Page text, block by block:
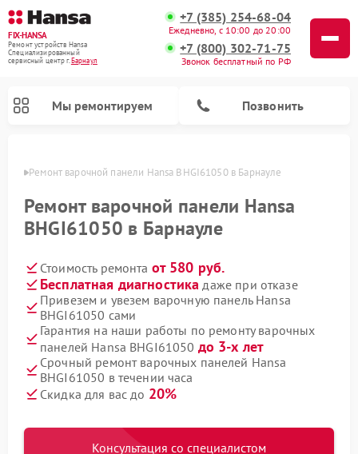
FIX-HANSA
Ремонт устройств Hansa
Специализированный
cервисный центр г.Барнаул
+7 (385) 254-68-04
Ежедневно, с 10:00 до 20:00
+7 (800) 302-71-75
Звонок бесплатный по РФ
Мы ремонтируем Позвонить
Ремонт варочной панели Hansa BHGI61050 в Барнауле
Ремонт варочной панели Hansa
BHGI61050 в Барнауле
Стоимость ремонта от 580 руб.
Бесплатная диагностика даже при отказе
Привезем и увезем варочную панель Hansa
BHGI61050 сами
Гарантия на наши работы по ремонту варочных
панелей Hansa BHGI61050 до 3-х лет
Срочный ремонт варочных панелей Hansa
BHGI61050 в течении часа
Скидка для вас до 20%
Консультация со специалистом